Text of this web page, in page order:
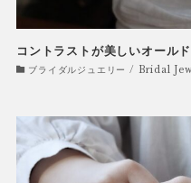
コントラストが美しいオール
ブライダルジュエリー / Bridal